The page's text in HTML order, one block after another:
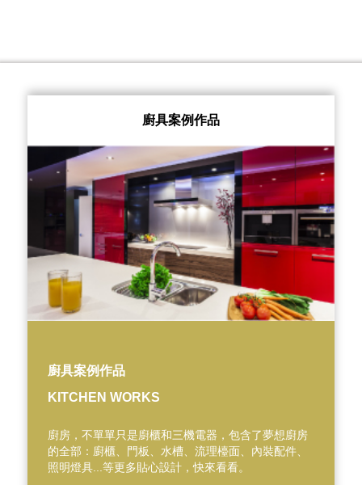
廚具案例作品
廚具案例作品
KITCHEN WORKS
廚房，不單單只是廚櫃和三機電器，包含了夢想廚房
的全部：廚櫃、門板、水槽、流理檯面、內裝配件、
照明燈具...等更多貼心設計，快來看看。